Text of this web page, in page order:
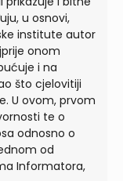
u osnovi,
institute autor
onom
i na
što cjelovitiji
U ovom, prvom
te o
odnosno o
od
Informatora,